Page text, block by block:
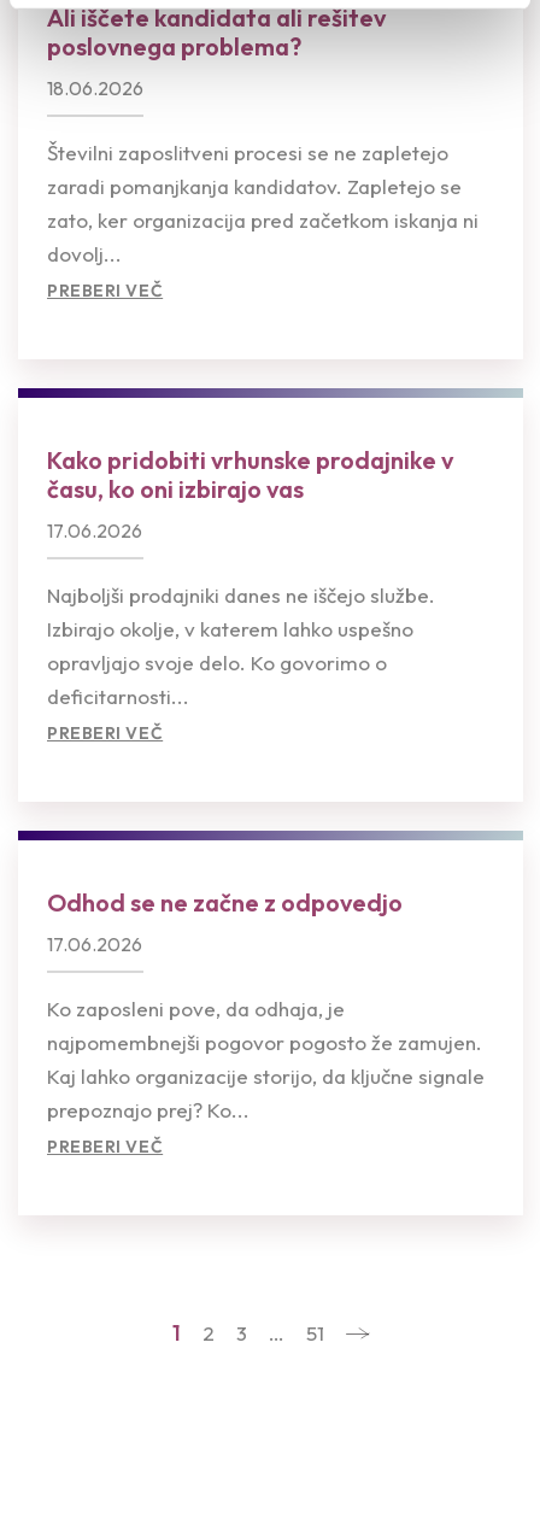
Ali iščete kandidata ali rešitev
poslovnega problema?
18.06.2026
Številni zaposlitveni procesi se ne zapletejo
zaradi pomanjkanja kandidatov. Zapletejo se
zato, ker organizacija pred začetkom iskanja ni
dovolj...
PREBERI VEČ
Kako pridobiti vrhunske prodajnike v
času, ko oni izbirajo vas
17.06.2026
Najboljši prodajniki danes ne iščejo službe.
Izbirajo okolje, v katerem lahko uspešno
opravljajo svoje delo. Ko govorimo o
deficitarnosti...
PREBERI VEČ
Odhod se ne začne z odpovedjo
17.06.2026
Ko zaposleni pove, da odhaja, je
najpomembnejši pogovor pogosto že zamujen.
Kaj lahko organizacije storijo, da ključne signale
prepoznajo prej? Ko...
PREBERI VEČ
1 2 3 … 51